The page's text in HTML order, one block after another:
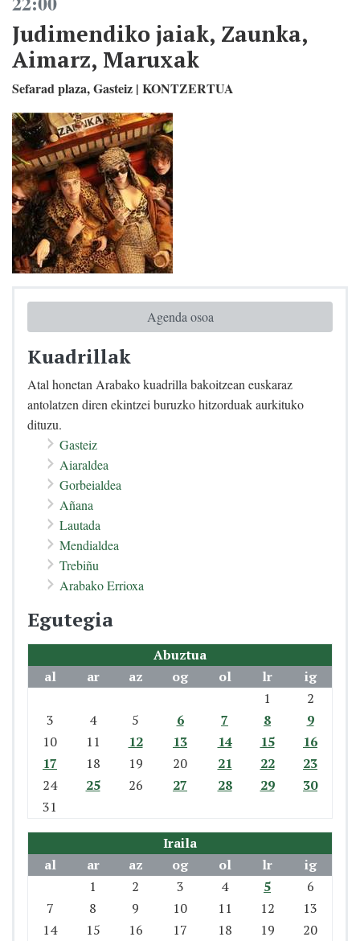
Judimendiko jaiak, Zaunka,
Aimarz, Maruxak
Sefarad plaza, Gasteiz | KONTZERTUA
Agenda osoa
Kuadrillak
Atal honetan Arabako kuadrilla bakoitzean euskaraz
antolatzen diren ekintzei buruzko hitzorduak aurkituko
dituzu.
Gasteiz
Aiaraldea
Gorbeialdea
Añana
Lautada
Mendialdea
Trebiñu
Arabako Errioxa
Egutegia
Abuztua
al
ar az og ol lr
ig
1
2
3
4 5 6 7 8
9
10
11 12 13 14 15
16
17
18 19 20 21 22
23
24
25 26 27 28 29
30
31
Iraila
al
ar az og ol lr
ig
1
2 3 4 5
6
7
8 9 10 11 12
13
14
15 16 17 18 19
20